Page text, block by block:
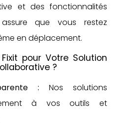
et des fonctionnalités
que vous restez
en déplacement.
pour Votre Solution
?
: Nos solutions
à vos outils et